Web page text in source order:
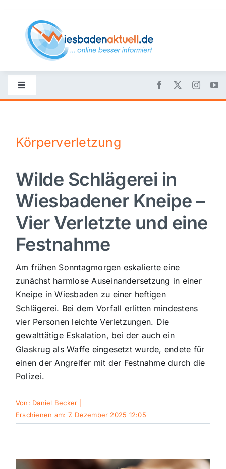
content
Toggle
Navigation
Nachrichten
Politik
Wirtschaft
Sport
Kultur
Panorama
Mein Stadtteil
Galerie
Verkehrsmeldungen
Körperverletzung
Wilde Schlägerei in
Wiesbadener Kneipe –
Vier Verletzte und eine
Festnahme
Am frühen Sonntagmorgen eskalierte eine
zunächst harmlose Auseinandersetzung in einer
Kneipe in Wiesbaden zu einer heftigen
Schlägerei. Bei dem Vorfall erlitten mindestens
vier Personen leichte Verletzungen. Die
gewalttätige Eskalation, bei der auch ein
Glaskrug als Waffe eingesetzt wurde, endete für
einen der Angreifer mit der Festnahme durch die
Polizei.
Von: Daniel Becker
Erschienen am: 7. Dezember 2025 12:05